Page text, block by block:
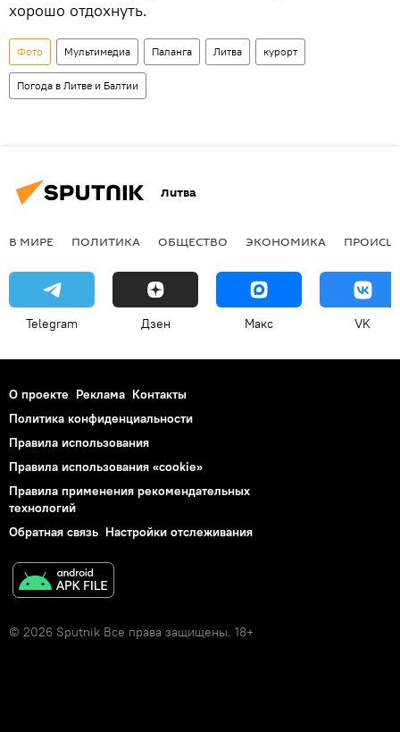
хорошо отдохнуть.
Фото Мультимедиа Паланга Литва курорт
Погода в Литве и Балтии
Литва
В МИРЕ ПОЛИТИКА ОБЩЕСТВО ЭКОНОМИКА
Telegram Дзен Макс VK
О проекте Реклама Контакты
Политика конфиденциальности
Правила использования
Правила использования «cookie»
Правила применения рекомендательных
технологий
Обратная связь Настройки отслеживания
© 2026 Sputnik Все права защищены. 18+